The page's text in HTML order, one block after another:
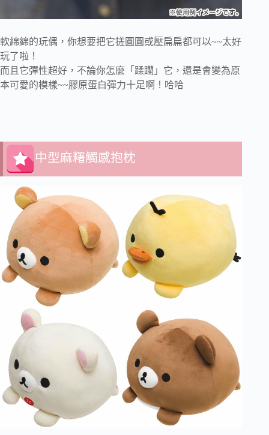
軟綿綿的玩偶，你想要把它搓圓圓或壓扁扁都可以~~太好
玩了啦！
而且它彈性超好，不論你怎麼「蹂躪」它，還是會變為原
本可愛的模樣~~膠原蛋白彈力十足啊！哈哈
中型麻糬觸感抱枕